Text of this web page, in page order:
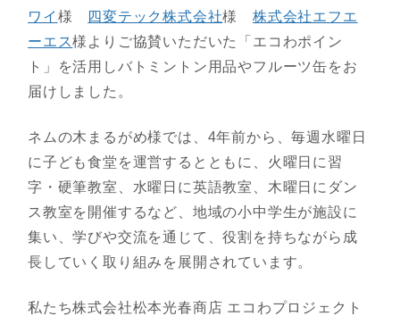
ワイ 様 四変テック株式会社様株式会社エフエ
ーエス様よりご協賛いただいた「エコわポイン
ト」を活用しバトミントン用品やフルーツ缶をお
届けしました。
ネムの木まるがめ様では、4年前から、毎週水曜日
に子ども食堂を運営するとともに、火曜日に習
字・硬筆教室、水曜日に英語教室、木曜日にダン
ス教室を開催するなど、地域の小中学生が施設に
集い、学びや交流を通じて、役割を持ちながら成
長していく取り組みを展開されています。
私たち株式会社松本光春商店 エコわプロジェクト